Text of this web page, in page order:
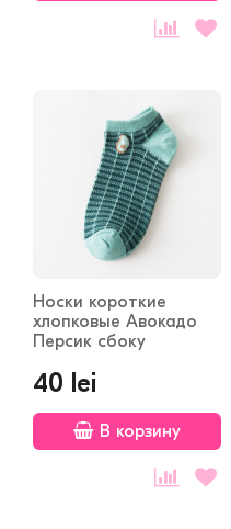
Носки короткие
хлопковые Авокадо
Персик сбоку
40 lei
В корзину